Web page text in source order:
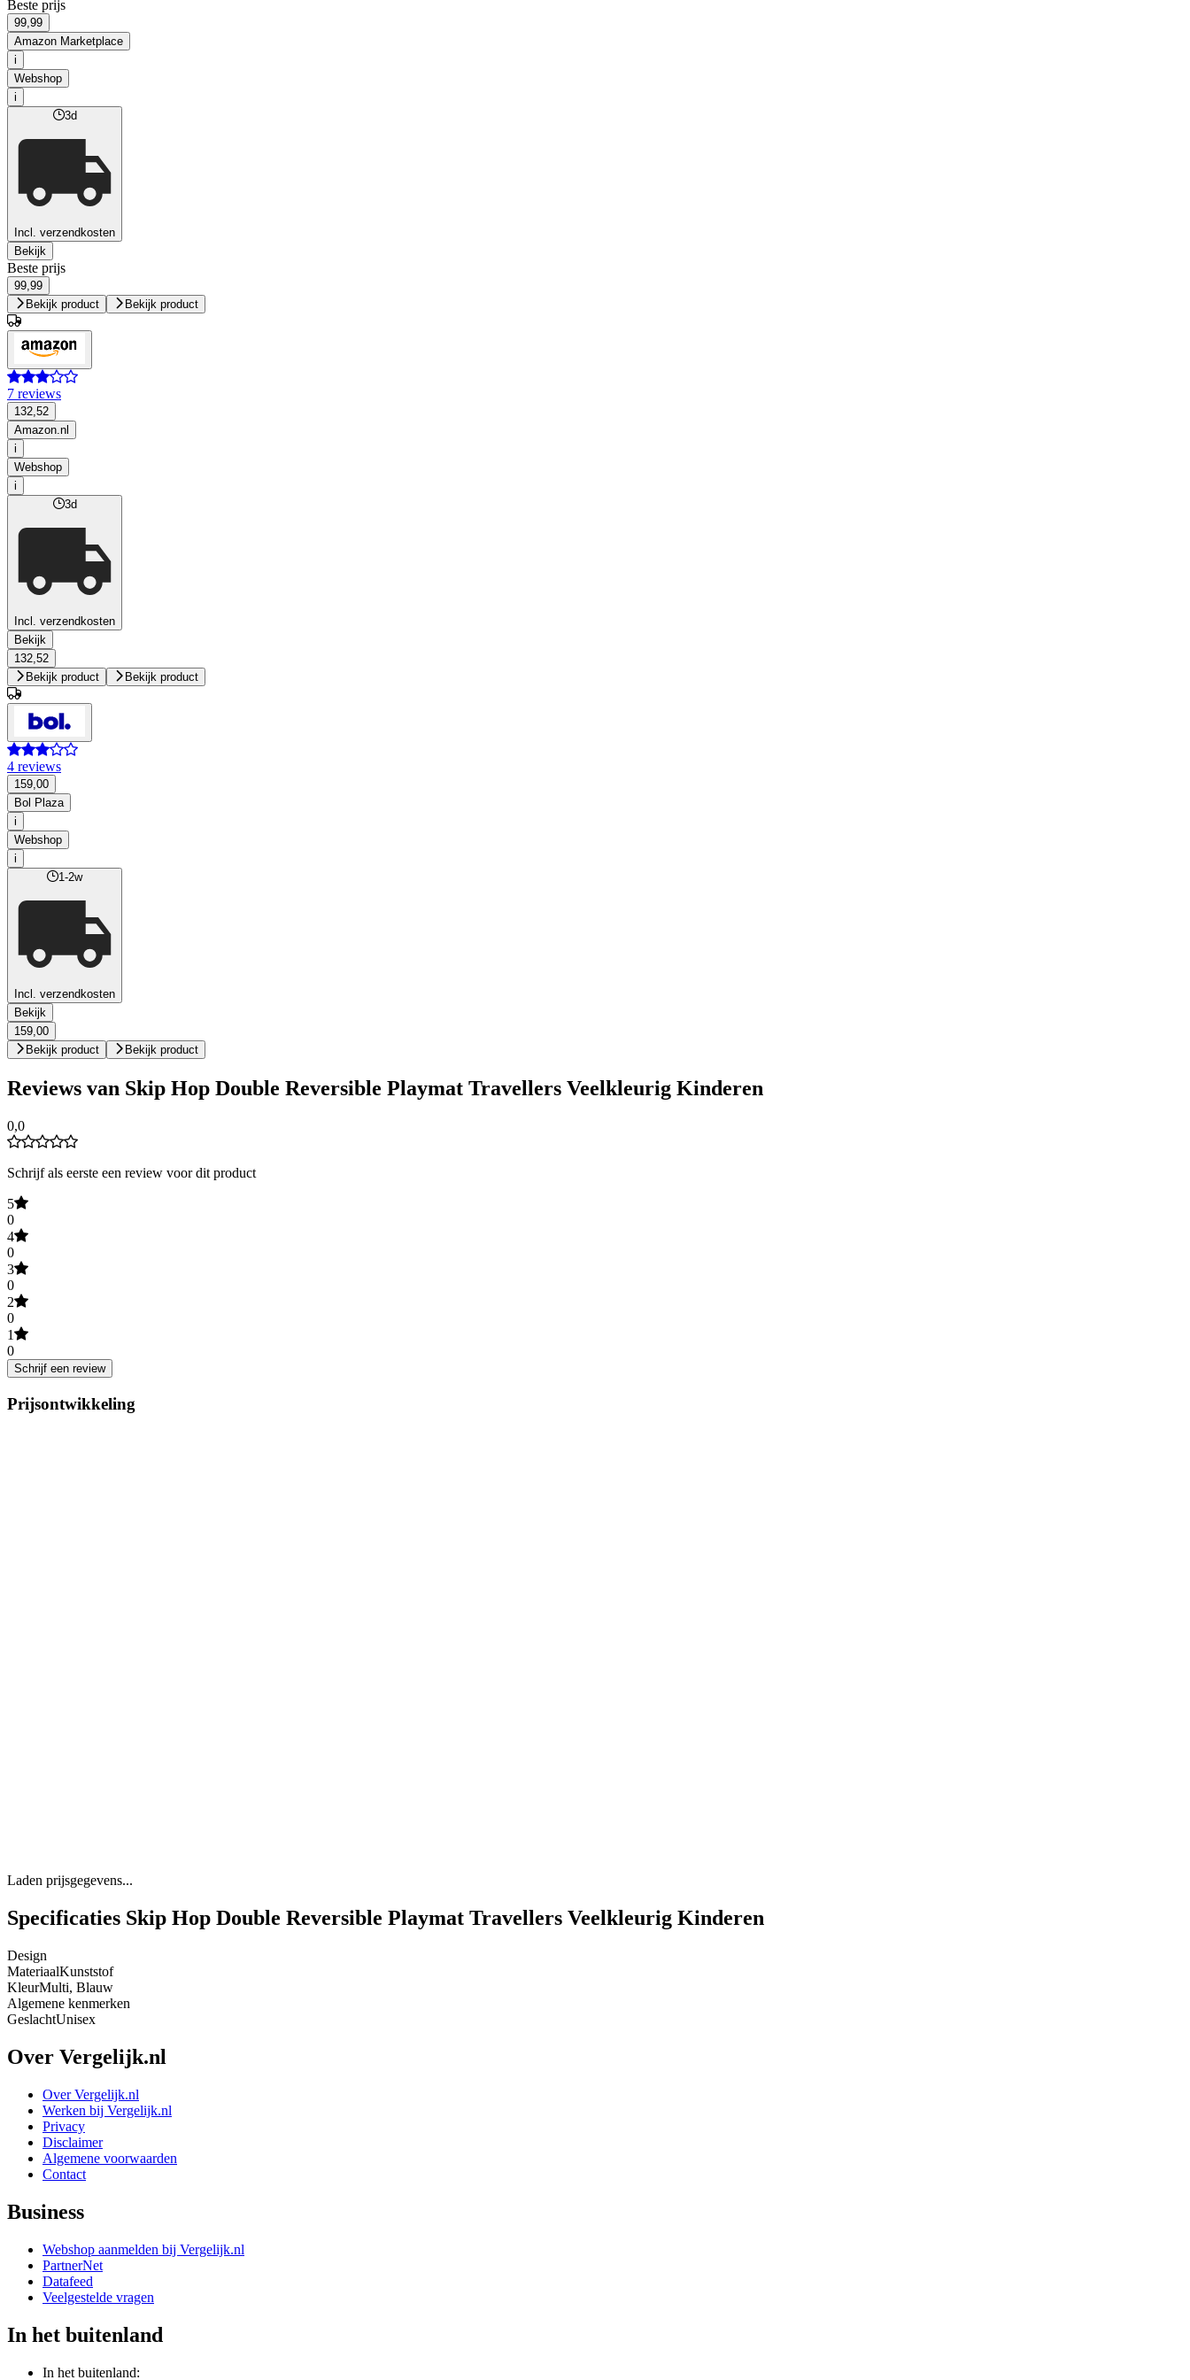
Beste prijs
99,99
Amazon Marketplace
i
Webshop
i
3d
Incl. verzendkosten
Bekijk
Beste prijs
99,99
Bekijk product
Bekijk product
7 reviews
132,52
Amazon.nl
i
Webshop
i
3d
Incl. verzendkosten
Bekijk
132,52
Bekijk product
Bekijk product
4 reviews
159,00
Bol Plaza
i
Webshop
i
1-2w
Incl. verzendkosten
Bekijk
159,00
Bekijk product
Bekijk product
Reviews van Skip Hop Double Reversible Playmat Travellers Veelkleurig Kinderen
0,0
Schrijf als eerste een review voor dit product
5
0
4
0
3
0
2
0
1
0
Schrijf een review
Prijsontwikkeling
Laden prijsgegevens...
Specificaties Skip Hop Double Reversible Playmat Travellers Veelkleurig Kinderen
Design
MateriaalKunststof
KleurMulti, Blauw
Algemene kenmerken
GeslachtUnisex
Over Vergelijk.nl
Over Vergelijk.nl
Werken bij Vergelijk.nl
Privacy
Disclaimer
Algemene voorwaarden
Contact
Business
Webshop aanmelden bij Vergelijk.nl
PartnerNet
Datafeed
Veelgestelde vragen
In het buitenland
In het buitenland: